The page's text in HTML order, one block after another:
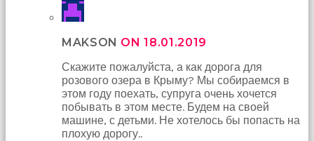
MAKSON ON 18.01.2019
Скажите пожалуйста, а как дорога для
розового озера в Крыму? Мы собираемся в
этом году поехать, супруга очень хочется
побывать в этом месте. Будем на своей
машине, с детьми. Не хотелось бы попасть на
плохую дорогу..